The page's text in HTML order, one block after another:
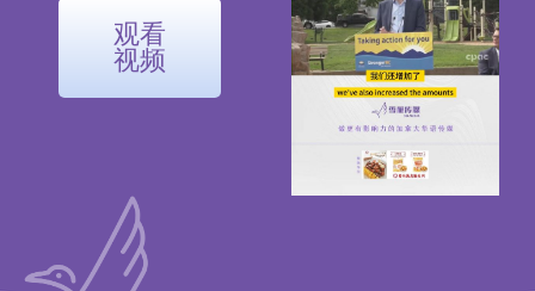
观看
视频